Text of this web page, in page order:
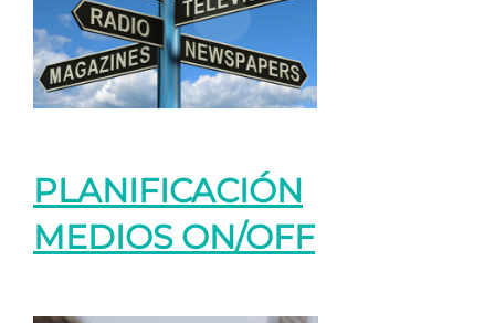
PLANIFICACIÓN
MEDIOS ON/OFF